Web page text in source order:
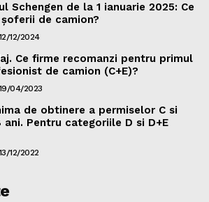
Schengen de la 1 ianuarie 2025: Ce
de camion?
12/2024
Ce firme recomanzi pentru primul
de camion (C+E)?
04/2023
de obtinere a permiselor C si
ani. Pentru categoriile D si D+E
12/2022